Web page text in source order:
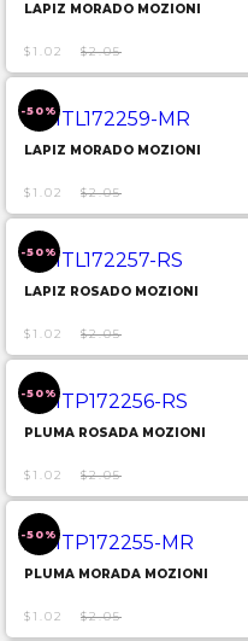
LAPIZ MORADO MOZIONI
$1.02 $2.05
-50%
LAPIZ MORADO MOZIONI
$1.02 $2.05
-50%
LAPIZ ROSADO MOZIONI
$1.02 $2.05
-50%
PLUMA ROSADA MOZIONI
$1.02 $2.05
-50%
PLUMA MORADA MOZIONI
$1.02 $2.05